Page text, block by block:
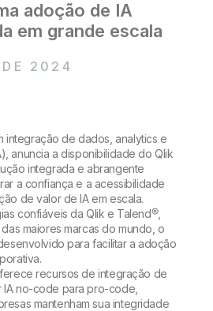
do Produto
adoção de IA
em grande escala
2024
integração de dados, analytics e
anuncia a disponibilidade do Qlik
integrada e abrangente
a confiança e a acessibilidade
de valor de IA em escala.
confiáveis da Qlik e Talend®,
maiores marcas do mundo, o
para facilitar a adoção
recursos de integração de
no-code para pro-code,
mantenham sua integridade